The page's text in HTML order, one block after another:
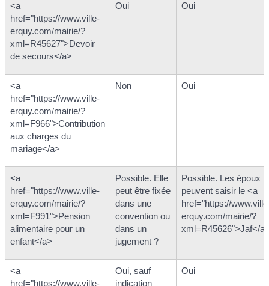
<a
href="https://www.ville-
erquy.com/mairie/?
xml=R45627">Devoir
de secours</a>
Oui Oui
<a
href="https://www.ville-
erquy.com/mairie/?
xml=F966">Contribution
aux charges du
mariage</a>
Non Oui
<a
href="https://www.ville-
erquy.com/mairie/?
xml=F991">Pension
alimentaire pour un
enfant</a>
Possible. Elle
peut être fixée
dans une
convention ou
dans un
jugement ?
Possible. Les époux
peuvent saisir le <a
href="https://
erquy.com/mairie/?
xml=R45626">Jaf</
<a
href="https://www.ville-
Oui, sauf
indication
Oui